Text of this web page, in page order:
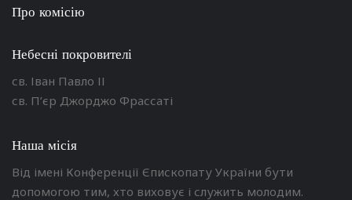
Про комісію
Небесні покровителі
св. Іван Павло ІІ
св. П’єр Джорджо Фрассаті
Наша місія
Від імені Конференції Єпископату України бути
допомогою тим, хто виховує і служить молодим.